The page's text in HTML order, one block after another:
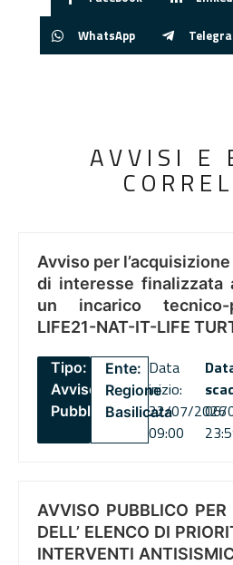
WhatsApp
AVVISI E
Avviso per
di interesse finalizzata
un incarico tecnico-
LIFE21-NAT-IT-LIFE
Tipo:
Avviso
Pubblico
Ente:
Regione
Basilicata
Data
inizio:
22/07/2026
09:00
06/
AVVISO PUBBLICO
DELL’ ELENCO DI
INTERVENTI